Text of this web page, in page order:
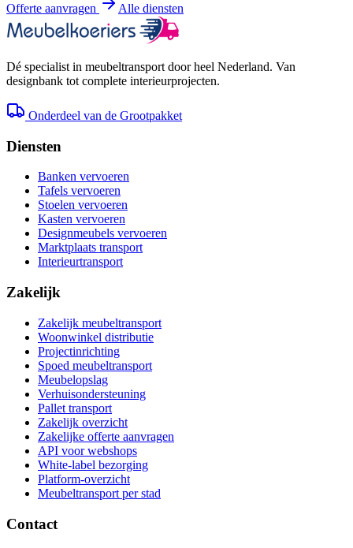
Offerte aanvragen Alle diensten
Dé specialist in meubeltransport door heel Nederland. Van
designbank tot complete interieurprojecten.
Onderdeel van de Grootpakket
Diensten
Banken vervoeren
Tafels vervoeren
Stoelen vervoeren
Kasten vervoeren
Designmeubels vervoeren
Marktplaats transport
Interieurtransport
Zakelijk
Zakelijk meubeltransport
Woonwinkel distributie
Projectinrichting
Spoed meubeltransport
Meubelopslag
Verhuisondersteuning
Pallet transport
Zakelijk overzicht
Zakelijke offerte aanvragen
API voor webshops
White-label bezorging
Platform-overzicht
Meubeltransport per stad
Contact